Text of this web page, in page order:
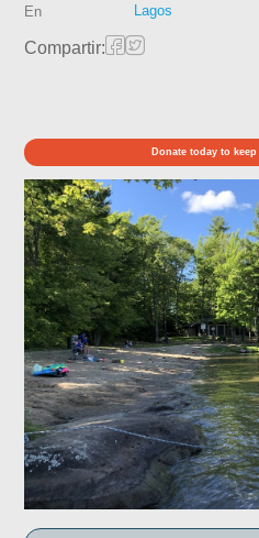
En
Lagos
Compartir:
Donate today to